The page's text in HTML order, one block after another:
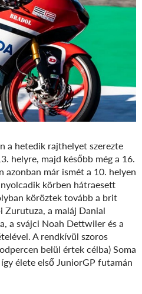
a hetedik rajthelyet szerezte
helyre, majd később még a 16.
azonban már ismét a 10. helyen
körben hátraesett
köröztek tovább a brit
Zurutuza, a maláj Danial
a svájci Noah Dettwiler és a
A rendkívül szoros
belül értek célba) Soma
élete első JuniorGP futamán